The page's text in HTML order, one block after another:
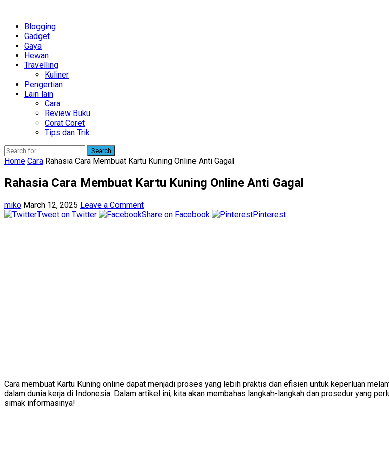
Blogging
Gadget
Gaya
Hewan
Travelling
Kuliner
Pengertian
Lain lain
Cara
Review Buku
Corat Coret
Tips dan Trik
Search
Home Cara Rahasia Cara Membuat Kartu Kuning Online Anti Gagal
Rahasia Cara Membuat Kartu Kuning Online Anti Gagal
miko March 12, 2025 Leave a Comment
Tweet on Twitter
Share on Facebook Pinterest
Cara membuat Kartu Kuning online dapat menjadi proses yang lebih praktis dan efisien untuk keperluan
dalam dunia kerja di Indonesia. Dalam artikel ini, kita akan membahas langkah-langkah dan prosedur yang
simak informasinya!